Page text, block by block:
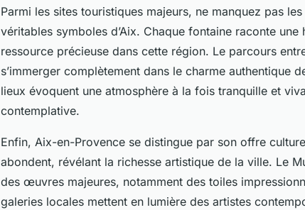
Parmi les sites touristiques majeurs, ne manquez pas
véritables symboles d’Aix. Chaque fontaine raconte une
ressource précieuse dans cette région. Le parcours
s’immerger complètement dans le charme authentique
lieux évoquent une atmosphère à la fois tranquille et
contemplative.
Enfin, Aix-en-Provence se distingue par son offre
abondent, révélant la richesse artistique de la ville. Le
des œuvres majeures, notamment des toiles
galeries locales mettent en lumière des artistes